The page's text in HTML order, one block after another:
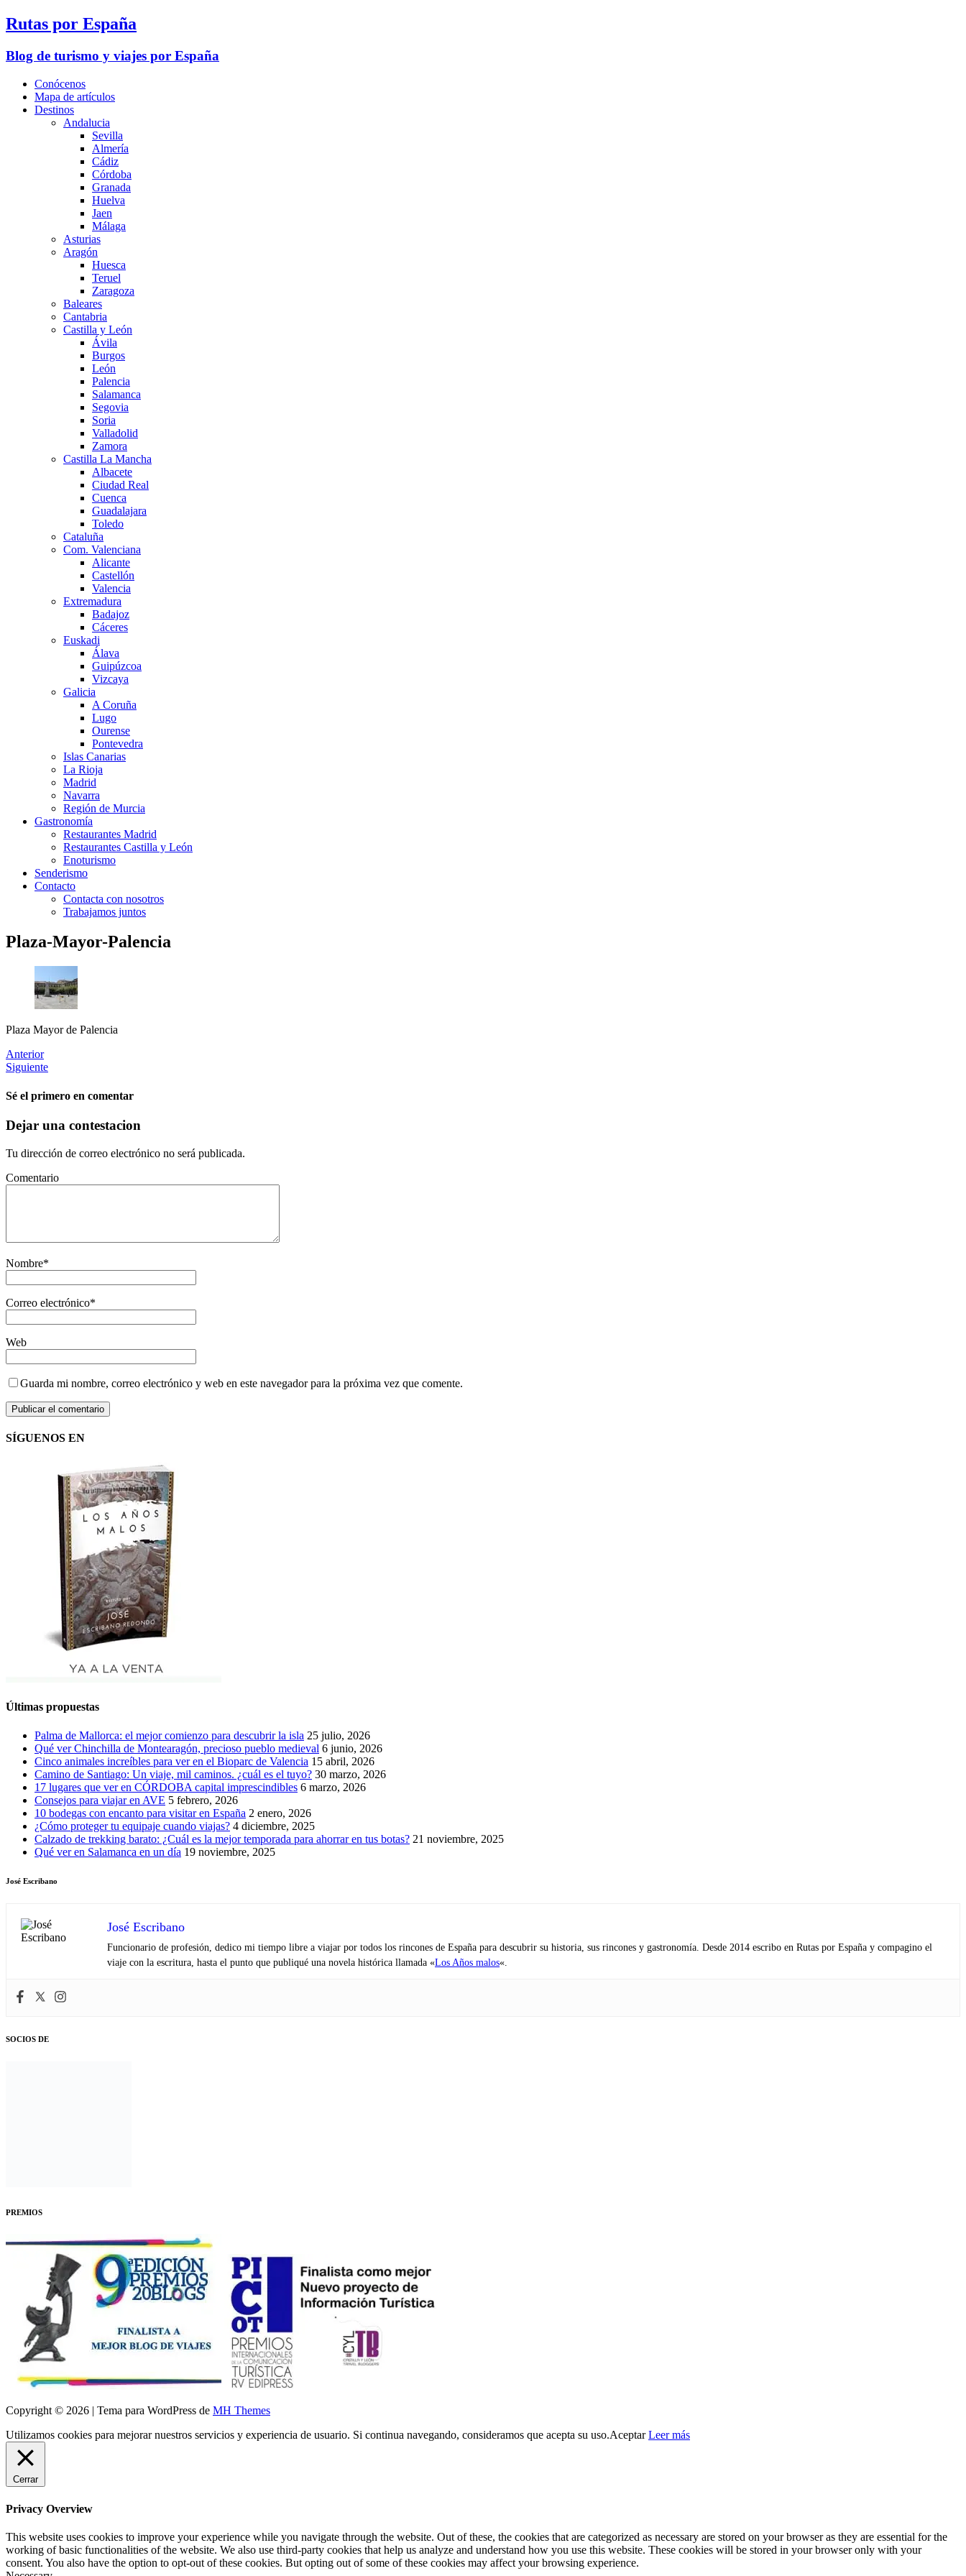
Rutas por España
Blog de turismo y viajes por España
Conócenos
Mapa de artículos
Destinos
Andalucia
Sevilla
Almería
Cádiz
Córdoba
Granada
Huelva
Jaen
Málaga
Asturias
Aragón
Huesca
Teruel
Zaragoza
Baleares
Cantabria
Castilla y León
Ávila
Burgos
León
Palencia
Salamanca
Segovia
Soria
Valladolid
Zamora
Castilla La Mancha
Albacete
Ciudad Real
Cuenca
Guadalajara
Toledo
Cataluña
Com. Valenciana
Alicante
Castellón
Valencia
Extremadura
Badajoz
Cáceres
Euskadi
Álava
Guipúzcoa
Vizcaya
Galicia
A Coruña
Lugo
Ourense
Pontevedra
Islas Canarias
La Rioja
Madrid
Navarra
Región de Murcia
Gastronomía
Restaurantes Madrid
Restaurantes Castilla y León
Enoturismo
Senderismo
Contacto
Contacta con nosotros
Trabajamos juntos
Plaza-Mayor-Palencia
Plaza Mayor de Palencia
Anterior
Siguiente
Sé el primero en comentar
Dejar una contestacion
Tu dirección de correo electrónico no será publicada.
Comentario
Nombre*
Correo electrónico*
Web
Guarda mi nombre, correo electrónico y web en este navegador para la próxima vez que comente.
SÍGUENOS EN
Últimas propuestas
Palma de Mallorca: el mejor comienzo para descubrir la isla 25 julio, 2026
Qué ver Chinchilla de Montearagón, precioso pueblo medieval 6 junio, 2026
Cinco animales increíbles para ver en el Bioparc de Valencia 15 abril, 2026
Camino de Santiago: Un viaje, mil caminos. ¿cuál es el tuyo? 30 marzo, 2026
17 lugares que ver en CÓRDOBA capital imprescindibles 6 marzo, 2026
Consejos para viajar en AVE 5 febrero, 2026
10 bodegas con encanto para visitar en España 2 enero, 2026
¿Cómo proteger tu equipaje cuando viajas? 4 diciembre, 2025
Calzado de trekking barato: ¿Cuál es la mejor temporada para ahorrar en tus botas? 21 noviembre, 2025
Qué ver en Salamanca en un día 19 noviembre, 2025
José Escribano
José Escribano
Funcionario de profesión, dedico mi tiempo libre a viajar por todos los rincones de España para descubrir su historia, sus rincones y gastronomía. Desde 2014 escribo en Rutas por España y compagino el
viaje con la escritura, hasta el punto que publiqué una novela histórica llamada «Los Años malos«.
SOCIOS DE
PREMIOS
Copyright © 2026 | Tema para WordPress de MH Themes
Utilizamos cookies para mejorar nuestros servicios y experiencia de usuario. Si continua navegando, consideramos que acepta su uso.Aceptar Leer más
Cerrar
Privacy Overview
This website uses cookies to improve your experience while you navigate through the website. Out of these, the cookies that are categorized as necessary are stored on your browser as they are essential for the
working of basic functionalities of the website. We also use third-party cookies that help us analyze and understand how you use this website. These cookies will be stored in your browser only with your
consent. You also have the option to opt-out of these cookies. But opting out of some of these cookies may affect your browsing experience.